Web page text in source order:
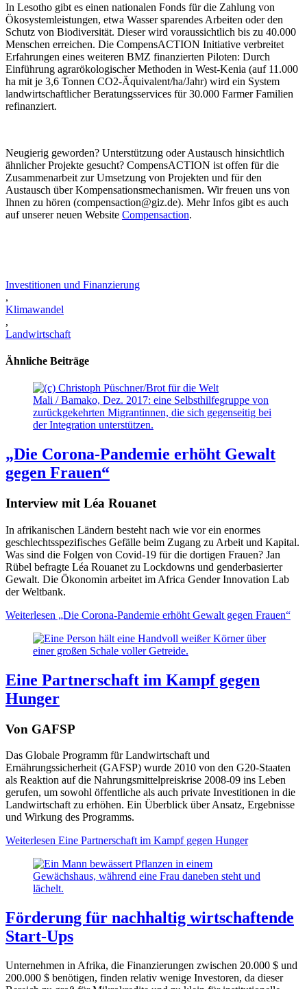
In Lesotho gibt es einen nationalen Fonds für die Zahlung von
Ökosystemleistungen, etwa Wasser sparendes Arbeiten oder den
Schutz von Biodiversität. Dieser wird voraussichtlich bis zu 40.000
Menschen erreichen. Die CompensACTION Initiative verbreitet
Erfahrungen eines weiteren BMZ finanzierten Piloten: Durch
Einführung agrarökologischer Methoden in West-Kenia (auf 11.000
ha mit je 3,6 Tonnen CO2-Äquivalent/ha/Jahr) wird ein System
landwirtschaftlicher Beratungsservices für 30.000 Farmer Familien
refinanziert.
Neugierig geworden? Unterstützung oder Austausch hinsichtlich
ähnlicher Projekte gesucht? CompensACTION ist offen für die
Zusammenarbeit zur Umsetzung von Projekten und für den
Austausch über Kompensationsmechanismen. Wir freuen uns von
Ihnen zu hören (compensaction@giz.de). Mehr Infos gibt es auch
auf unserer neuen Website Compensaction.
Investitionen und Finanzierung
,
Klimawandel
,
Landwirtschaft
Ähnliche Beiträge
Mali / Bamako, Dez. 2017: eine Selbsthilfegruppe von
zurückgekehrten Migrantinnen, die sich gegenseitig bei
der Integration unterstützen.
„Die Corona-Pandemie erhöht Gewalt
gegen Frauen“
Interview mit Léa Rouanet
In afrikanischen Ländern besteht nach wie vor ein enormes
geschlechtsspezifisches Gefälle beim Zugang zu Arbeit und Kapital.
Was sind die Folgen von Covid-19 für die dortigen Frauen? Jan
Rübel befragte Léa Rouanet zu Lockdowns und genderbasierter
Gewalt. Die Ökonomin arbeitet im Africa Gender Innovation Lab
der Weltbank.
Weiterlesen „Die Corona-Pandemie erhöht Gewalt gegen Frauen“
Eine Partnerschaft im Kampf gegen
Hunger
Von GAFSP
Das Globale Programm für Landwirtschaft und
Ernährungssicherheit (GAFSP) wurde 2010 von den G20-Staaten
als Reaktion auf die Nahrungsmittelpreiskrise 2008-09 ins Leben
gerufen, um sowohl öffentliche als auch private Investitionen in die
Landwirtschaft zu erhöhen. Ein Überblick über Ansatz, Ergebnisse
und Wirkung des Programms.
Weiterlesen Eine Partnerschaft im Kampf gegen Hunger
Förderung für nachhaltig wirtschaftende
Start-Ups
Unternehmen in Afrika, die Finanzierungen zwischen 20.000 $ und
200.000 $ benötigen, finden relativ wenige Investoren, da dieser